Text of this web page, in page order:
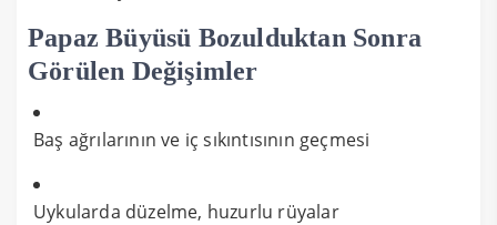
Papaz Büyüsü Bozulduktan Sonra
Görülen Değişimler
Baş ağrılarının ve iç sıkıntısının geçmesi
Uykularda düzelme, huzurlu rüyalar